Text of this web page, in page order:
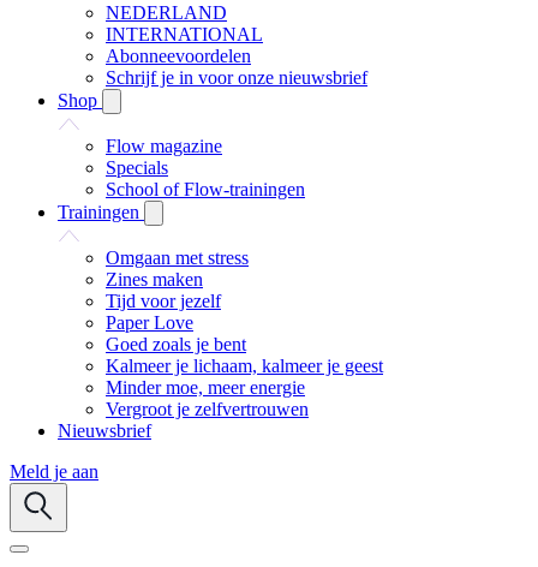
NEDERLAND
INTERNATIONAL
Abonneevoordelen
Schrijf je in voor onze nieuwsbrief
Shop
Flow magazine
Specials
School of Flow-trainingen
Trainingen
Omgaan met stress
Zines maken
Tijd voor jezelf
Paper Love
Goed zoals je bent
Kalmeer je lichaam, kalmeer je geest
Minder moe, meer energie
Vergroot je zelfvertrouwen
Nieuwsbrief
Meld je aan